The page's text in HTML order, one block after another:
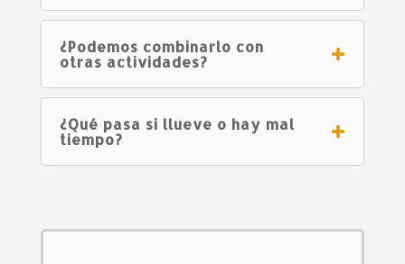
¿Podemos combinarlo con
otras actividades?
¿Qué pasa si llueve o hay mal
tiempo?